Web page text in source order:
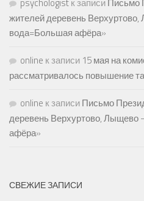
жителей деревень
вода=Большая афёра»
online к записи 15 мая на
рассматривалось повышение
online к записиПисьмо
деревень Верхуртово,
афёра»
СВЕЖИЕ ЗАПИСИ